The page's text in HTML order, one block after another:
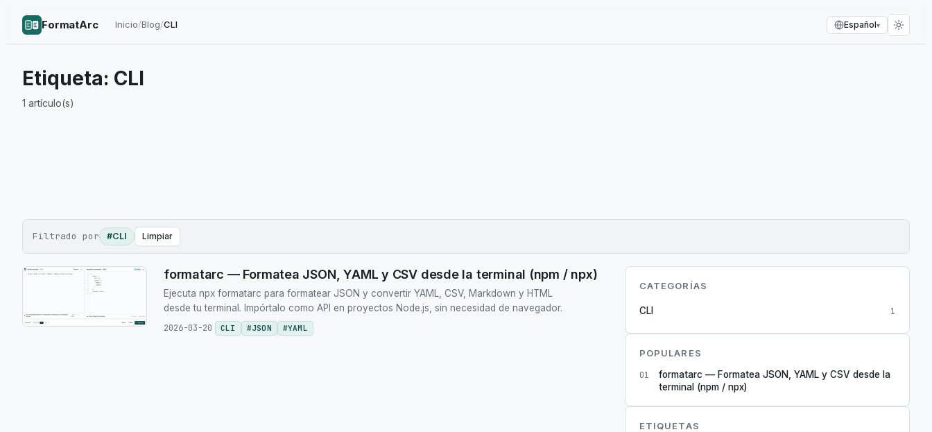
FormatArc Inicio/Blog/CLI Español▾
Etiqueta: CLI
1 artículo(s)
Filtrado por #CLI Limpiar
formatarc — Formatea JSON, YAML y CSV desde la terminal (npm / npx)
Ejecuta npx formatarc para formatear JSON y convertir YAML, CSV, Markdown y HTML
desde tu terminal. Impórtalo como API en proyectos Node.js, sin necesidad de navegador.
2026-03-20
CLI #JSON #YAML
CATEGORÍAS
CLI 1
POPULARES
01
formatarc — Formatea JSON, YAML y CSV desde la
terminal (npm / npx)
ETIQUETAS